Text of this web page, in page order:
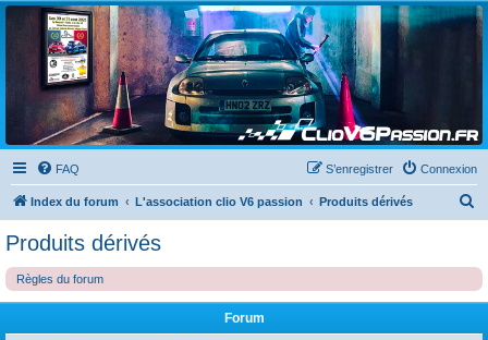
Clio V6 Passion
Le site français des passionnés de Clio V6
FAQ Connexion
S’enregistrer
Index du forum L'association clio V6 passion Produits dérivés
e
r
Produits dérivés
Règles du forum
Forum